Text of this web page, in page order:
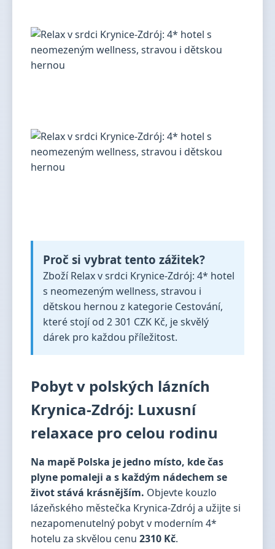
Proč si vybrat tento zážitek?
Zboží Relax v srdci Krynice-Zdrój: 4* hotel
s neomezeným wellness, stravou i
dětskou hernou z kategorie Cestování,
které stojí od 2 301 CZK Kč, je skvělý
dárek pro každou příležitost.
Pobyt v polských lázních
Krynica-Zdrój: Luxusní
relaxace pro celou rodinu
Na mapě Polska je jedno místo, kde čas
plyne pomaleji a s každým nádechem se
život stává krásnějším. Objevte kouzlo
lázeňského městečka Krynica-Zdrój a užijte si
nezapomenutelný pobyt v moderním 4*
hotelu za skvělou cenu 2310 Kč.